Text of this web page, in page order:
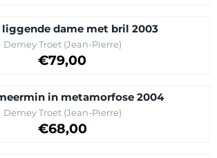
liggende dame met bril 2003
Merk:
Demey Troet (Jean-Pierre)
Prijs op aanvraag
€79,00
in metamorfose 2004
Merk:
Demey Troet (Jean-Pierre)
Prijs op aanvraag
€68,00